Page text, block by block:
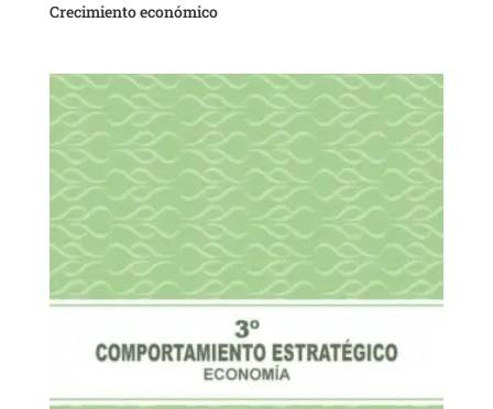
Crecimiento económico